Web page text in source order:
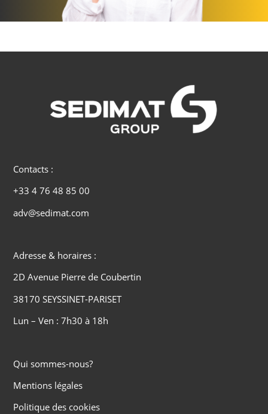
Contacts :
+33 4 76 48 85 00
adv@sedimat.com
Adresse & horaires :
2D Avenue Pierre de Coubertin
38170 SEYSSINET-PARISET
Lun – Ven : 7h30 à 18h
Qui sommes-nous?
Mentions légales
Politique des cookies